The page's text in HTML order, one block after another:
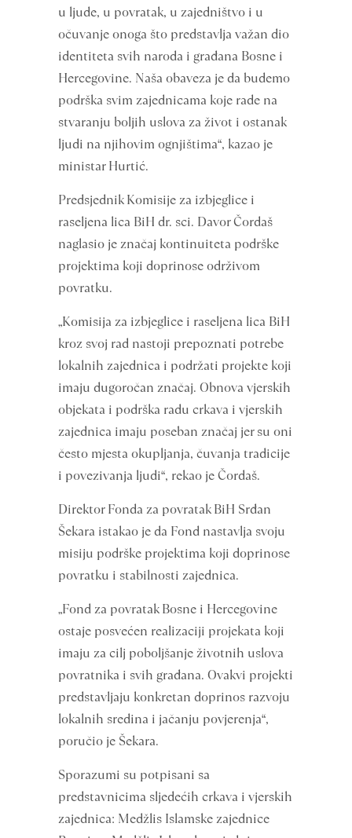
u ljude, u povratak, u zajedništvo i u
očuvanje onoga što predstavlja važan dio
identiteta svih naroda i građana Bosne i
Hercegovine. Naša obaveza je da budemo
podrška svim zajednicama koje rade na
stvaranju boljih uslova za život i ostanak
ljudi na njihovim ognjištima“, kazao je
ministar Hurtić.
Predsjednik Komisije za izbjeglice i
raseljena lica BiH dr. sci. Davor Čordaš
naglasio je značaj kontinuiteta podrške
projektima koji doprinose održivom
povratku.
„Komisija za izbjeglice i raseljena lica BiH
kroz svoj rad nastoji prepoznati potrebe
lokalnih zajednica i podržati projekte koji
imaju dugoročan značaj. Obnova vjerskih
objekata i podrška radu crkava i vjerskih
zajednica imaju poseban značaj jer su oni
često mjesta okupljanja, čuvanja tradicije
i povezivanja ljudi“, rekao je Čordaš.
Direktor Fonda za povratak BiH Srđan
Šekara istakao je da Fond nastavlja svoju
misiju podrške projektima koji doprinose
povratku i stabilnosti zajednica.
„Fond za povratak Bosne i Hercegovine
ostaje posvećen realizaciji projekata koji
imaju za cilj poboljšanje životnih uslova
povratnika i svih građana. Ovakvi projekti
predstavljaju konkretan doprinos razvoju
lokalnih sredina i jačanju povjerenja“,
poručio je Šekara.
Sporazumi su potpisani sa
predstavnicima sljedećih crkava i vjerskih
zajednica: Medžlis Islamske zajednice